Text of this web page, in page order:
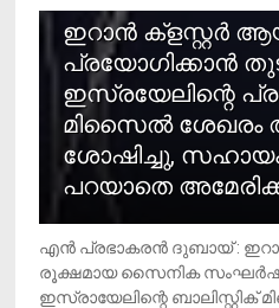
ഇറാന്‍ ക്‌ളസ്റ്റര്‍
പ്രയോഗിക്കാന്‍
ഇസ്രയേലിന്റെ
മിസൈല്‍ ശേഖരം
ശോഷിച്ചു, സഹായം
പറയാതെ
എന്‍ പ്രഭാകരന്‍ ദുബായ് :
രൂക്ഷമായ സൈനിക
ഇസ്രായേലിന്റെ